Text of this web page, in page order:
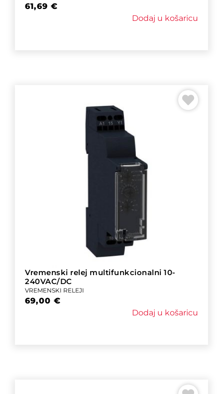
61,69 €
Dodaj u košaricu
Vremenski relej multifunkcionalni 10-
240VAC/DC
VREMENSKI RELEJI
69,00 €
Dodaj u košaricu